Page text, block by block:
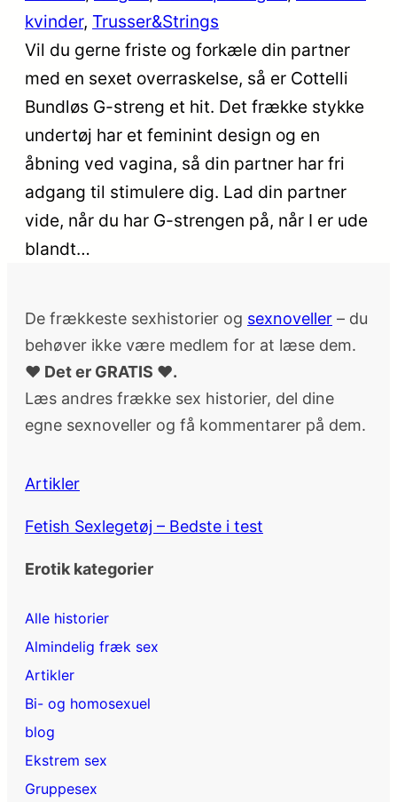
kvinder, Trusser&Strings
Vil du gerne friste og forkæle din partner
med en sexet overraskelse, så er Cottelli
Bundløs G-streng et hit. Det frække stykke
undertøj har et feminint design og en
åbning ved vagina, så din partner har fri
adgang til stimulere dig. Lad din partner
vide, når du har G-strengen på, når I er ude
blandt…
De frækkeste sexhistorier og sexnoveller – du
behøver ikke være medlem for at læse dem.
♥ Det er GRATIS ♥.
Læs andres frække sex historier, del dine
egne sexnoveller og få kommentarer på dem.
Artikler
Fetish Sexlegetøj – Bedste i test
Erotik kategorier
Alle historier
Almindelig fræk sex
Artikler
Bi- og homosexuel
blog
Ekstrem sex
Gruppesex